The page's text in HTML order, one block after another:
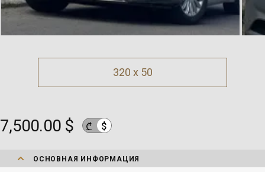
320 x 50
7,500.00 $ ₾ $
ОСНОВНАЯ ИНФОРМАЦИЯ